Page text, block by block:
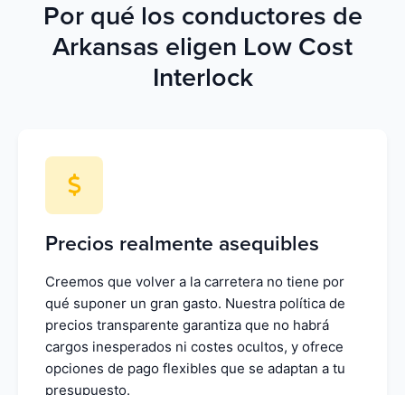
Por qué los conductores de
Arkansas eligen Low Cost
Interlock
Precios realmente asequibles
Creemos que volver a la carretera no tiene por
qué suponer un gran gasto. Nuestra política de
precios transparente garantiza que no habrá
cargos inesperados ni costes ocultos, y ofrece
opciones de pago flexibles que se adaptan a tu
presupuesto.